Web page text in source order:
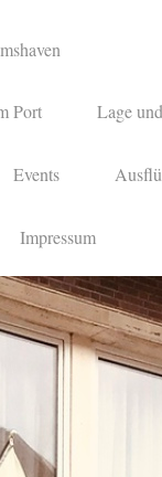
Port Lage
Events
Impressum